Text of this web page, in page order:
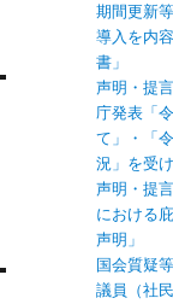
期間更新
導入を内
書」
声明・提
庁発表「
て」・「
況」を受
声明・提
における
声明」
国会質疑
議員（社